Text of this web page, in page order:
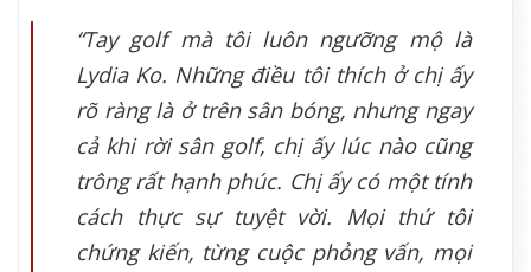
“Tay golf mà tôi luôn ngưỡng mộ là
Lydia Ko. Những điều tôi thích ở chị ấy
rõ ràng là ở trên sân bóng, nhưng ngay
cả khi rời sân golf, chị ấy lúc nào cũng
trông rất hạnh phúc. Chị ấy có một tính
cách thực sự tuyệt vời. Mọi thứ tôi
chứng kiến, từng cuộc phỏng vấn, mọi